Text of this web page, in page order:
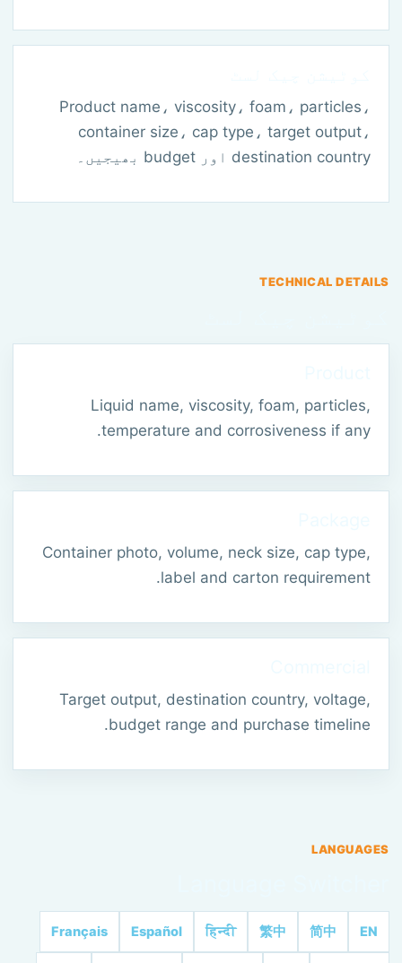
Product name، viscosity، foam، particles،
container size، cap type، target output،
destination country اور budget بھیجیں۔
TECHNICAL DETAILS
Liquid name, viscosity, foam, particles,
temperature and corrosiveness if any.
Container photo, volume, neck size, cap type,
label and carton requirement.
Target output, destination country, voltage,
budget range and purchase timeline.
LANGUAGES
EN
简中
繁中
हिन्दी
Español
Français